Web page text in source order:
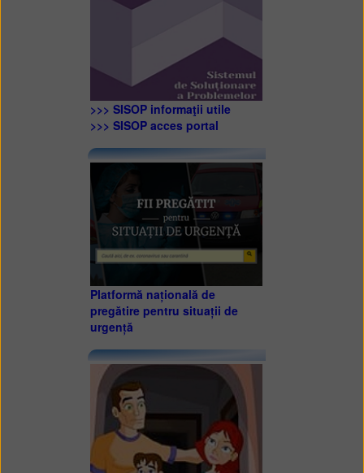
>>> SISOP informaţii utile
>>> SISOP acces portal
Platformă națională de
pregătire pentru situații de
urgență